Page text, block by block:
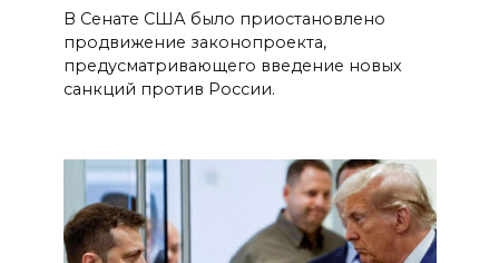
В Сенате США было приостановлено
продвижение законопроекта,
предусматривающего введение новых
санкций против России.